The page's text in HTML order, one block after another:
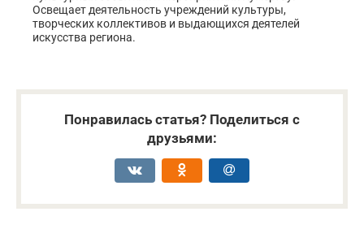
Освещает деятельность учреждений культуры,
творческих коллективов и выдающихся деятелей
искусства региона.
Понравилась статья? Поделиться с
друзьями: